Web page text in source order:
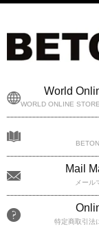
World
WORLD ONLINE
Mail
メール
特定商取引法